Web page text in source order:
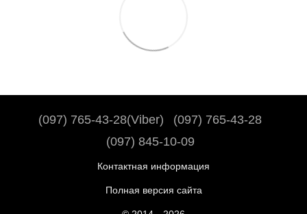
(097) 765-43-28(Viber)
(097) 765-43-28
(097) 845-10-09
Контактная информация
Полная версия сайта